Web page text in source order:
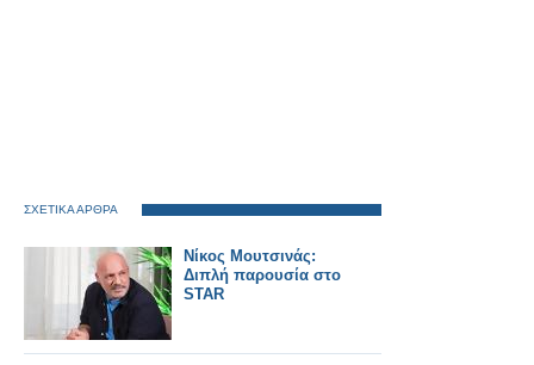
ΣΧΕΤΙΚΑ ΑΡΘΡΑ
Νίκος Μουτσινάς:
Διπλή παρουσία στο
STAR